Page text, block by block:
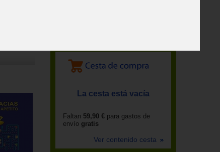
La cesta está vacía
Faltan 59,90 € para gastos de
envío gratis
Ver contenido cesta